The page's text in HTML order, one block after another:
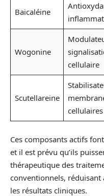
Baicaléine
Wogonine
cellulaire
Scutellareine
cellulaires
Ces composants actifs
et il est prévu qu’ils
thérapeutique des
conventionnels,
les résultats cliniques.